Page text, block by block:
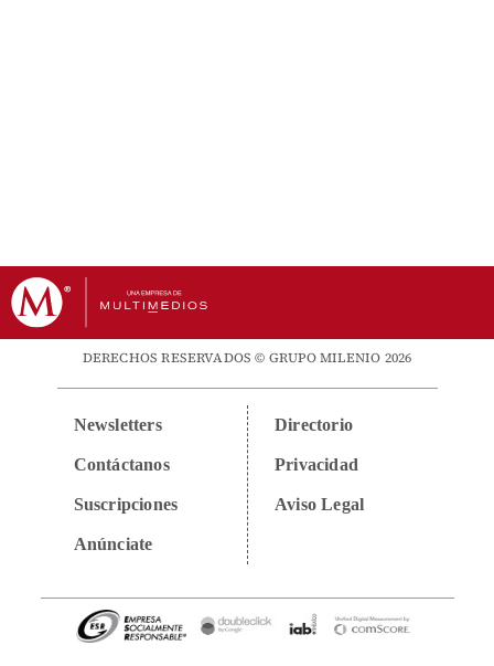
DERECHOS RESERVADOS © GRUPO MILENIO 2026
Newsletters
Contáctanos
Suscripciones
Anúnciate
Directorio
Privacidad
Aviso Legal